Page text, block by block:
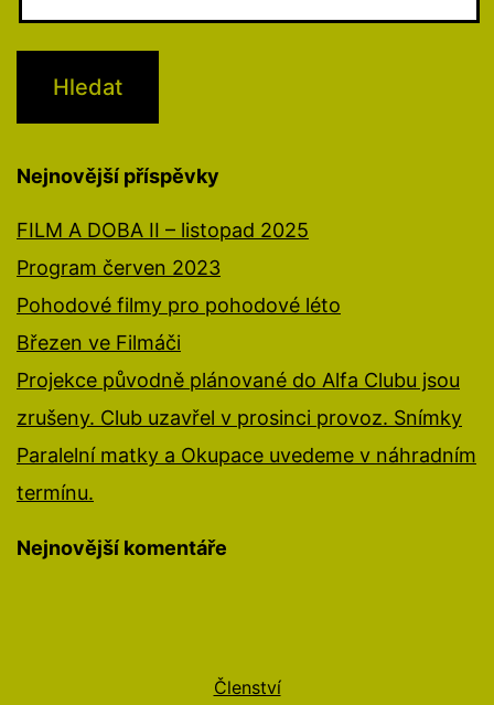
Nejnovější příspěvky
FILM A DOBA II – listopad 2025
Program červen 2023
Pohodové filmy pro pohodové léto
Březen ve Filmáči
Projekce původně plánované do Alfa Clubu jsou
zrušeny. Club uzavřel v prosinci provoz. Snímky
Paralelní matky a Okupace uvedeme v náhradním
termínu.
Nejnovější komentáře
Členství